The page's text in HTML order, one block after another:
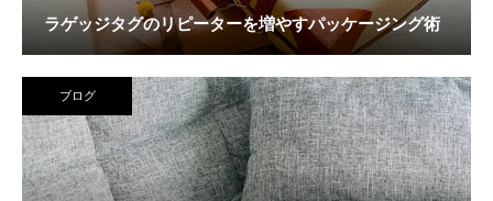
ラゲッジタグのリピーターを増やすパッケージング術
ブログ